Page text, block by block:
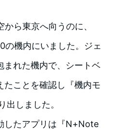
ら東京へ向うのに、
機内にいました。ジェ
まれた機内で、シートベ
たことを確認し『機内モ
出しました。
したアプリは『N+Note